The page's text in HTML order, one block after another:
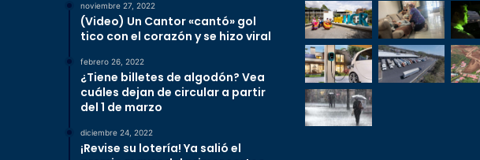
noviembre 27, 2022
(Video) Un Cantor «cantó» gol
tico con el corazón y se hizo viral
febrero 26, 2022
¿Tiene billetes de algodón? Vea
cuáles dejan de circular a partir
del 1 de marzo
diciembre 24, 2022
¡Revise su lotería! Ya salió el